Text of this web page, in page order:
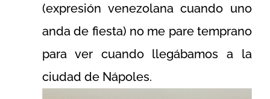
(expresión venezolana cuando uno
anda de fiesta) no me pare temprano
para ver cuando llegábamos a la
ciudad de Nápoles.